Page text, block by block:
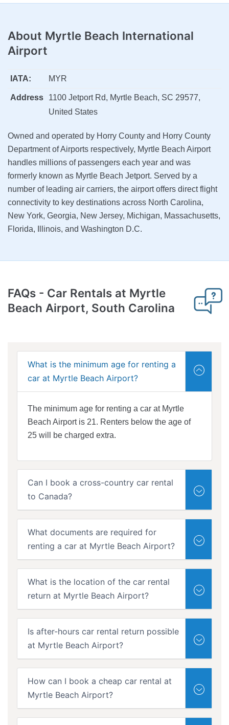
About Myrtle Beach International
Airport
IATA: MYR
Address
1100 Jetport Rd, Myrtle Beach, SC 29577,
United States
Owned and operated by Horry County and Horry County
Department of Airports respectively, Myrtle Beach Airport
handles millions of passengers each year and was
formerly known as Myrtle Beach Jetport. Served by a
number of leading air carriers, the airport offers direct flight
connectivity to key destinations across North Carolina,
New York, Georgia, New Jersey, Michigan, Massachusetts,
Florida, Illinois, and Washington D.C.
FAQs - Car Rentals at Myrtle
Beach Airport, South Carolina
What is the minimum age for renting a
car at Myrtle Beach Airport?
The minimum age for renting a car at Myrtle
Beach Airport is 21. Renters below the age of
25 will be charged extra.
Can I book a cross-country car rental
to Canada?
What documents are required for
renting a car at Myrtle Beach Airport?
What is the location of the car rental
return at Myrtle Beach Airport?
Is after-hours car rental return possible
at Myrtle Beach Airport?
How can I book a cheap car rental at
Myrtle Beach Airport?